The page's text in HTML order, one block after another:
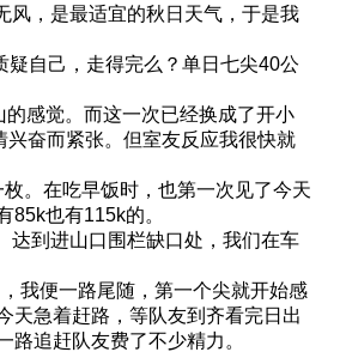
风，是最适宜的秋日天气，于是我
自己，走得完么？单日七尖40公
感觉。而这一次已经换成了开小
奋而紧张。但室友反应我很快就
。在吃早饭时，也第一次见了今天
也有115k的。
到进山口围栏缺口处，我们在车
我便一路尾随，第一个尖就开始感
天急着赶路，等队友到齐看完日出
追赶队友费了不少精力。